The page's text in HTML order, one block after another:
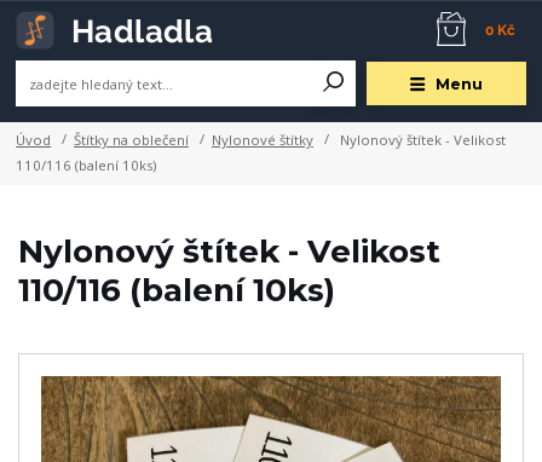
Menu
0 Kč
Úvod Štítky na oblečení Nylonové štítky
Nylonový štítek - Velikost
110/116 (balení 10ks)
Nylonový štítek - Velikost
110/116 (balení 10ks)